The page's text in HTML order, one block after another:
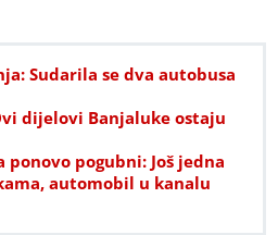
Sudarila se dva autobusa
dijelovi Banjaluke ostaju
ponovo pogubni: Još jedna
automobil u kanalu